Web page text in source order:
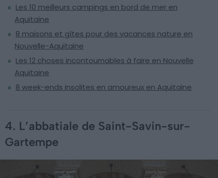
Les 10 meilleurs campings en bord de mer en
Aquitaine
8 maisons et gîtes pour des vacances nature en
Nouvelle-Aquitaine
Les 12 choses incontournables à faire en Nouvelle
Aquitaine
8 week-ends insolites en amoureux en Aquitaine
4. L’abbatiale de Saint-Savin-sur-
Gartempe